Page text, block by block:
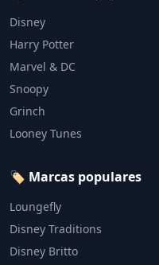
Disney
Harry Potter
Marvel & DC
Snoopy
Grinch
Looney Tunes
🏷️ Marcas populares
Loungefly
Disney Traditions
Disney Britto